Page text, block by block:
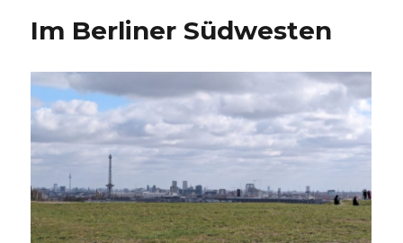
Im Berliner Südwesten